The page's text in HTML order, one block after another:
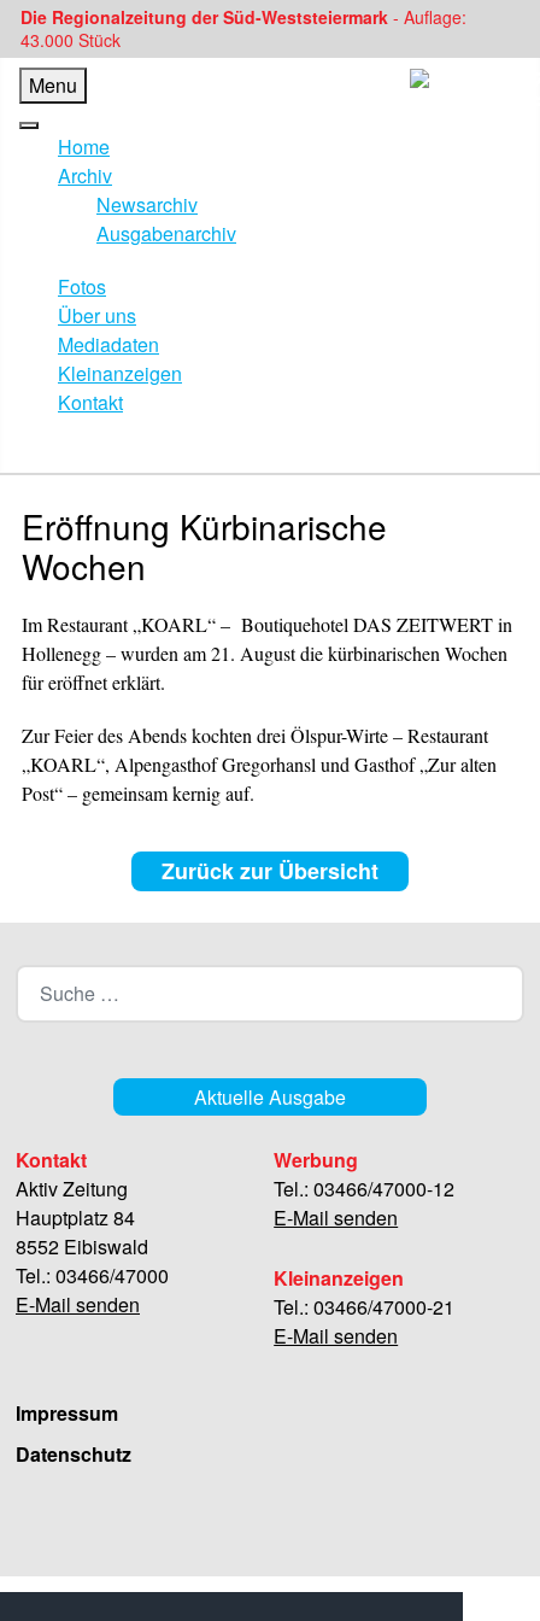
Die Regionalzeitung der Süd-Weststeiermark - Auflage:
43.000 Stück
Menu
Home
Archiv
Newsarchiv
Ausgabenarchiv
Fotos
Über uns
Mediadaten
Kleinanzeigen
Kontakt
Eröffnung Kürbinarische
Wochen
Im Restaurant „KOARL“ – Boutiquehotel DAS ZEITWERT in
Hollenegg – wurden am 21. August die kürbinarischen Wochen
für eröffnet erklärt.
Zur Feier des Abends kochten drei Ölspur-Wirte – Restaurant
„KOARL“, Alpengasthof Gregorhansl und Gasthof „Zur alten
Post“ – gemeinsam kernig auf.
Zurück zur Übersicht
Aktuelle Ausgabe
Kontakt
Aktiv Zeitung
Hauptplatz 84
8552 Eibiswald
Tel.: 03466/47000
E-Mail senden
Werbung
Tel.: 03466/47000-12
E-Mail senden
Kleinanzeigen
Tel.: 03466/47000-21
E-Mail senden
Impressum
Datenschutz